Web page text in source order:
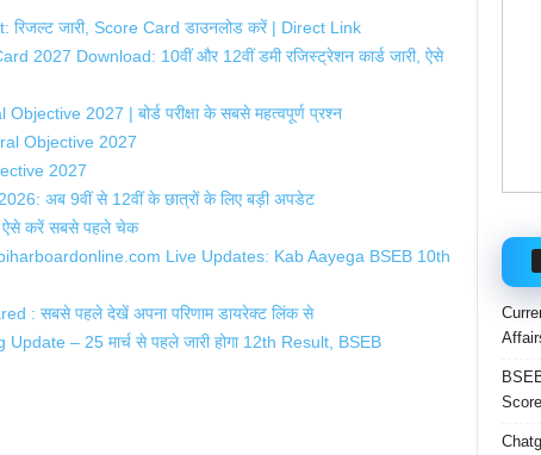
जारी, Score Card डाउनलोड करें | Direct Link
2027 Download: 10वीं और 12वीं डमी रजिस्ट्रेशन कार्ड जारी, ऐसे
2027 | बोर्ड परीक्षा के सबसे महत्वपूर्ण प्रश्न
Objective 2027
2027
अब 9वीं से 12वीं के छात्रों के लिए बड़ी अपडेट
ऐसे करें सबसे पहले चेक
Live Updates: Kab Aayega BSEB 10th
: सबसे पहले देखें अपना परिणाम डायरेक्ट लिंक से
– 25 मार्च से पहले जारी होगा 12th Result, BSEB